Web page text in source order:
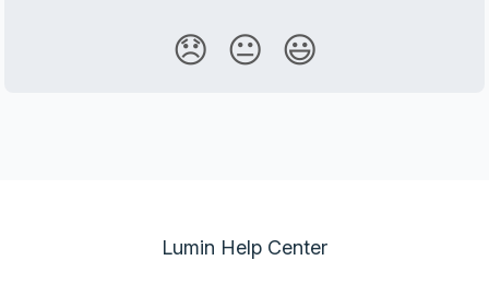
😞 😐 😃
Lumin Help Center